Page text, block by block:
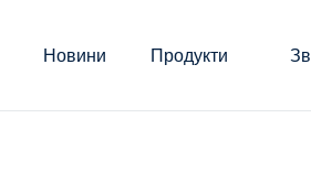
Новини Продукти